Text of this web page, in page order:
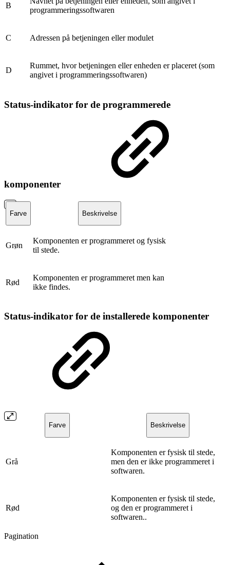
B
programmeringssoftwaren
C Adressen på betjeningen eller modulet
D
Rummet, hvor betjeningen eller enheden er placeret (som
angivet i programmeringssoftwaren)
Status-indikator for de programmerede
komponenter
Farve Beskrivelse
Grøn
Komponenten er programmeret og fysisk
til stede.
Rød
Komponenten er programmeret men kan
ikke findes.
Status-indikator for de installerede komponenter
Farve Beskrivelse
Grå
Komponenten er fysisk til stede,
men den er ikke programmeret i
softwaren.
Rød
Komponenten er fysisk til stede,
og den er programmeret i
softwaren..
Pagination